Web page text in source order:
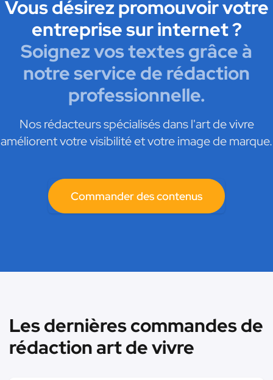
Vous désirez promouvoir votre
entreprise sur internet ?
Soignez vos textes grâce à
notre service de rédaction
professionnelle.
Nos rédacteurs spécialisés dans l'art de vivre
améliorent votre visibilité et votre image de marque.
Commander des contenus
Les dernières commandes de
rédaction art de vivre